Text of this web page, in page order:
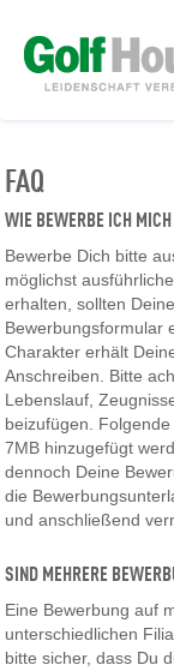
FAQ
WIE BEWERBE ICH
Bewerbe Dich bitte
möglichst
erhalten, sollten
Bewerbungsformular
Charakter erhält
Anschreiben. Bitte
Lebenslauf,
beizufügen.
7MB hinzugefügt
dennoch Deine
die
und anschließend
SIND MEHRERE
Eine Bewerbung auf
unterschiedlichen
bitte sicher, dass Du